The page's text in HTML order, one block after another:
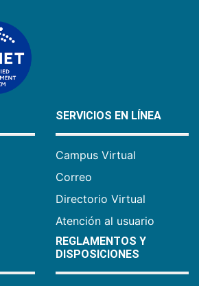
SERVICIOS EN LÍNEA
Campus Virtual
Correo
Directorio Virtual
Atención al usuario
REGLAMENTOS Y
DISPOSICIONES